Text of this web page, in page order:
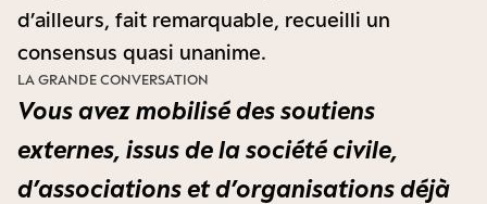
d’ailleurs, fait remarquable, recueilli un
consensus quasi unanime.
Vous avez mobilisé des soutiens
externes, issus de la société civile,
d’associations et d’organisations déjà
LA GRANDE CONVERSATION